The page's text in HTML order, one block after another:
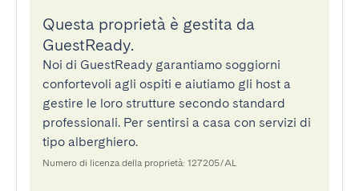
Questa proprietà è gestita da
GuestReady.
Noi di GuestReady garantiamo soggiorni
confortevoli agli ospiti e aiutiamo gli host a
gestire le loro strutture secondo standard
professionali. Per sentirsi a casa con servizi di
tipo alberghiero.
Numero di licenza della proprietà: 127205/AL